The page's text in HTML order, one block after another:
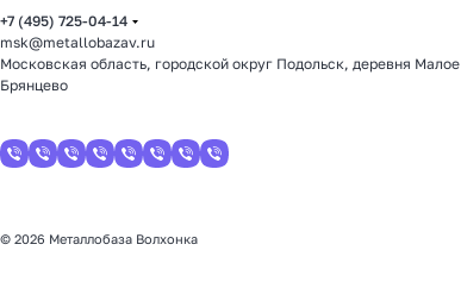
+7 (495) 725-04-14
msk@metallobazav.ru
Московская область, городской округ Подольск, деревня Малое
Брянцево
© 2026 Металлобаза Волхонка